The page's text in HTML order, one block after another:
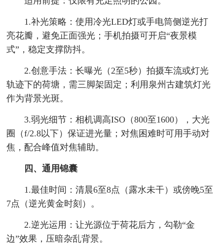
1.补光策略：使用冷光LED灯或手电筒侧逆光打
亮花瓣，避免正面强光；手机拍摄可开启“夜景模
式”，稳定支撑防抖。
2.创意手法：长曝光（2至5秒）拍摄车流或灯光
轨迹下的荷塘，需三脚架固定；利用泉州古建筑灯光
作为背景光斑。
3.弱光细节：相机调高ISO（800至1600），大光
圈（f/2.8以下）保证进光量；对焦困难时可用手动对
焦，配合峰值对焦辅助。
四、通用锦囊
1.最佳时间：清晨6至8点（露水未干）或傍晚5至
7点（逆光黄金时刻）。
2.逆光运用：让光源位于荷花后方，勾勒“金
边”效果，压暗杂乱背景。